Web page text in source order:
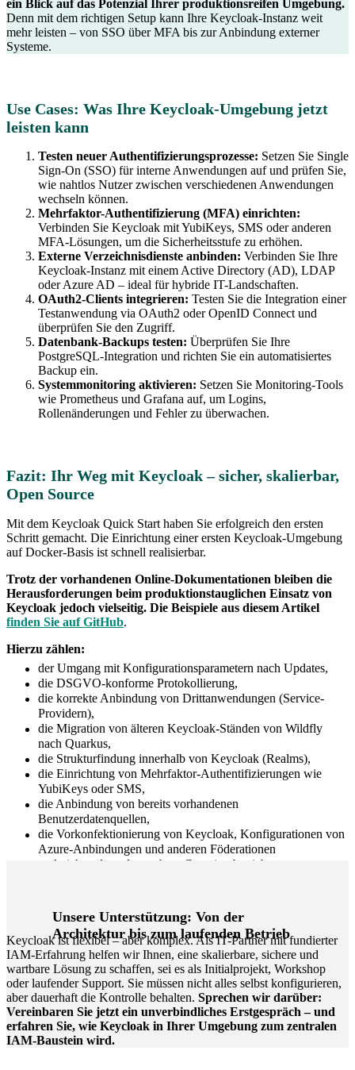
ein Blick auf das Potenzial Ihrer produktionsreifen Umgebung.
Denn mit dem richtigen Setup kann Ihre Keycloak-Instanz weit
mehr leisten – von SSO über MFA bis zur Anbindung externer
Systeme.
Use Cases: Was Ihre Keycloak-Umgebung jetzt
leisten kann
Testen neuer Authentifizierungsprozesse: Setzen Sie Single
Sign-On (SSO) für interne Anwendungen auf und prüfen Sie,
wie nahtlos Nutzer zwischen verschiedenen Anwendungen
wechseln können.
Mehrfaktor-Authentifizierung (MFA) einrichten:
Verbinden Sie Keycloak mit YubiKeys, SMS oder anderen
MFA-Lösungen, um die Sicherheitsstufe zu erhöhen.
Externe Verzeichnisdienste anbinden: Verbinden Sie Ihre
Keycloak-Instanz mit einem Active Directory (AD), LDAP
oder Azure AD – ideal für hybride IT-Landschaften.
OAuth2-Clients integrieren: Testen Sie die Integration einer
Testanwendung via OAuth2 oder OpenID Connect und
überprüfen Sie den Zugriff.
Datenbank-Backups testen: Überprüfen Sie Ihre
PostgreSQL-Integration und richten Sie ein automatisiertes
Backup ein.
Systemmonitoring aktivieren: Setzen Sie Monitoring-Tools
wie Prometheus und Grafana auf, um Logins,
Rollenänderungen und Fehler zu überwachen.
Fazit: Ihr Weg mit Keycloak – sicher, skalierbar,
Open Source
Mit dem Keycloak Quick Start haben Sie erfolgreich den ersten
Schritt gemacht. Die Einrichtung einer ersten Keycloak-Umgebung
auf Docker-Basis ist schnell realisierbar.
Trotz der vorhandenen Online-Dokumentationen bleiben die
Herausforderungen beim produktionstauglichen Einsatz von
Keycloak jedoch vielseitig. Die Beispiele aus diesem Artikel
finden Sie auf GitHub.
Hierzu zählen:
der Umgang mit Konfigurationsparametern nach Updates,
die DSGVO-konforme Protokollierung,
die korrekte Anbindung von Drittanwendungen (Service-
Providern),
die Migration von älteren Keycloak-Ständen von Wildfly
nach Quarkus,
die Strukturfindung innerhalb von Keycloak (Realms),
die Einrichtung von Mehrfaktor-Authentifizierungen wie
YubiKeys oder SMS,
die Anbindung von bereits vorhandenen
Benutzerdatenquellen,
die Vorkonfektionierung von Keycloak, Konfigurationen von
Azure-Anbindungen und anderen Föderationen
und nicht zuletzt der saubere Containerbetrieb samt
Unsere Unterstützung: Von der
Architektur bis zum laufenden Betrieb
Keycloak ist flexibel – aber komplex. Als IT-Partner mit fundierter
IAM-Erfahrung helfen wir Ihnen, eine skalierbare, sichere und
wartbare Lösung zu schaffen, sei es als Initialprojekt, Workshop
oder laufender Support. Sie müssen nicht alles selbst konfigurieren,
aber dauerhaft die Kontrolle behalten. Sprechen wir darüber:
Vereinbaren Sie jetzt ein unverbindliches Erstgespräch – und
erfahren Sie, wie Keycloak in Ihrer Umgebung zum zentralen
IAM-Baustein wird.